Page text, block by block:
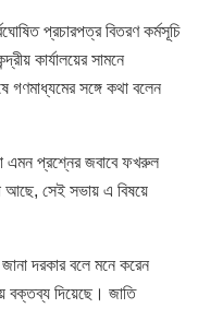
প্রচারপত্র বিতরণ কর্মসূচি
কার্যালয়ের সামনে
গণমাধ্যমের সঙ্গে কথা বলেন
এমন প্রশ্নের জবাবে ফখরুল
আছে, সেই সভায় এ বিষয়ে
দরকার বলে মনে করেন
বক্তব্য দিয়েছে। জাতি